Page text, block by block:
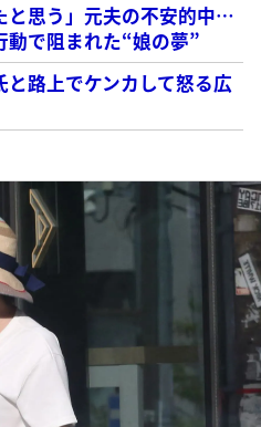
と思う」元夫の不安的中…
で阻まれた“娘の夢”
と路上でケンカして怒る広